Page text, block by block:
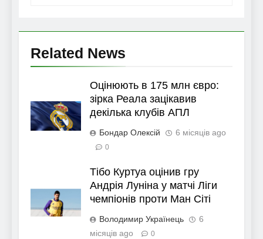
Related News
Оцінюють в 175 млн євро:
зірка Реала зацікавив
декілька клубів АПЛ
Бондар Олексій 6 місяців ago
0
Тібо Куртуа оцінив гру
Андрія Луніна у матчі Ліги
чемпіонів проти Ман Сіті
Володимир Українець
6
місяців ago
0